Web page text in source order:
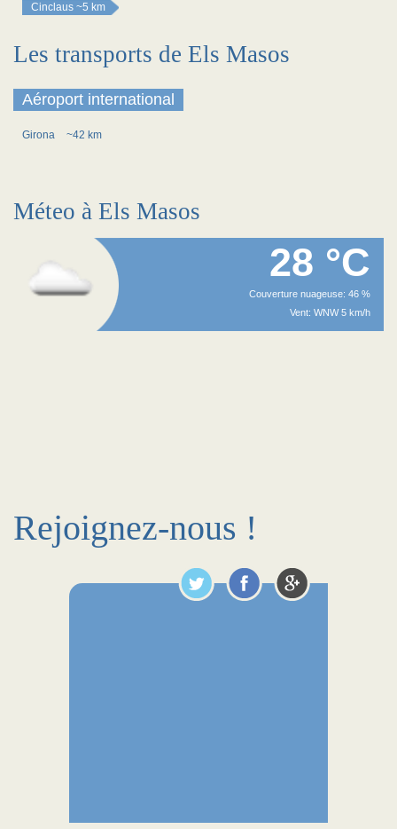
Cinclaus ~5 km
Les transports de Els Masos
Aéroport international
Girona ~42 km
Méteo à Els Masos
28 °C
Couverture nuageuse: 46 %
Vent: WNW 5 km/h
Rejoignez-nous !